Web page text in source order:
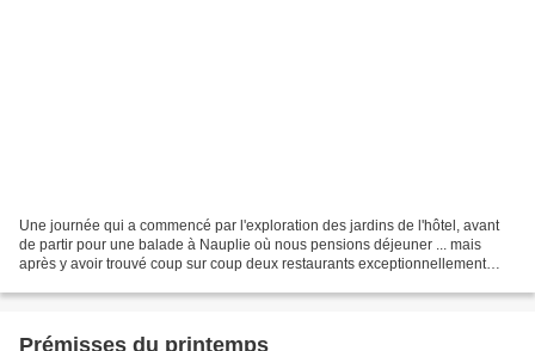
Une journée qui a commencé par l'exploration des jardins de l'hôtel, avant
de partir pour une balade à Nauplie où nous pensions déjeuner ... mais
après y avoir trouvé coup sur coup deux restaurants exceptionnellement
Prémisses du printemps